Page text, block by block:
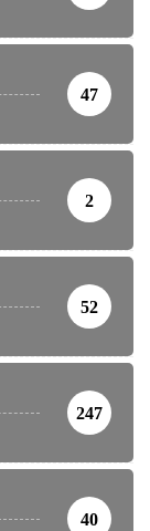
47
2
52
247
40